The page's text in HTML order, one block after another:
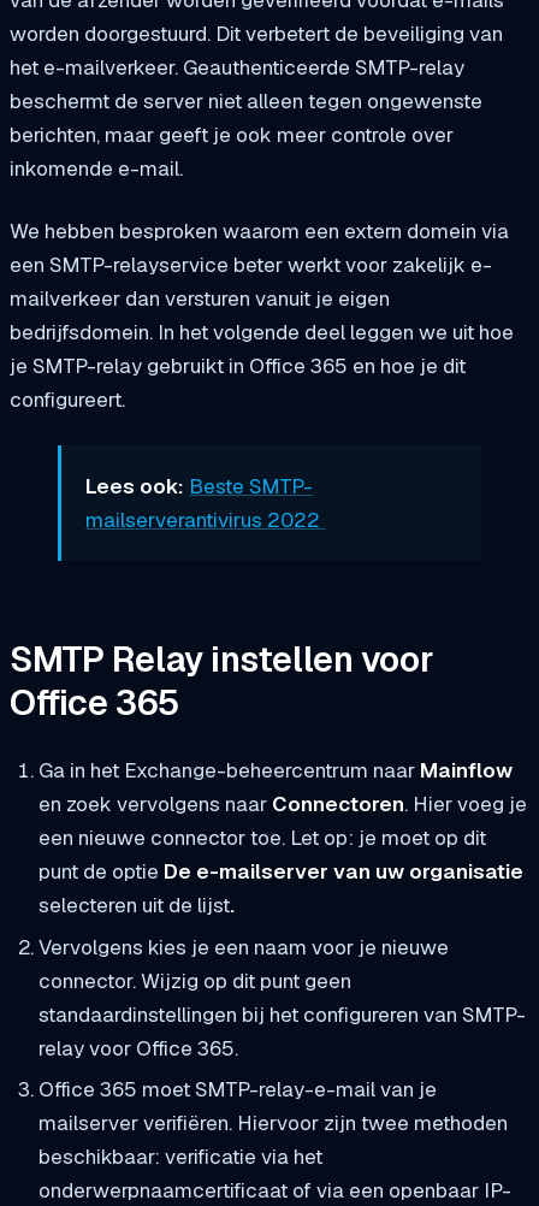
worden doorgestuurd. Dit verbetert de beveiliging van
het e-mailverkeer. Geauthenticeerde SMTP-relay
beschermt de server niet alleen tegen ongewenste
berichten, maar geeft je ook meer controle over
inkomende e-mail.
We hebben besproken waarom een extern domein via
een SMTP-relayservice beter werkt voor zakelijk e-
mailverkeer dan versturen vanuit je eigen
bedrijfsdomein. In het volgende deel leggen we uit hoe
je SMTP-relay gebruikt in Office 365 en hoe je dit
configureert.
Lees ook: Beste SMTP-
mailserverantivirus 2022
SMTP Relay instellen voor
Office 365
Ga in het Exchange-beheercentrum naar Mainflow
en zoek vervolgens naar Connectoren. Hier voeg je
een nieuwe connector toe. Let op: je moet op dit
punt de optie De e-mailserver van uw organisatie
selecteren uit de lijst.
Vervolgens kies je een naam voor je nieuwe
connector. Wijzig op dit punt geen
standaardinstellingen bij het configureren van SMTP-
relay voor Office 365.
Office 365 moet SMTP-relay-e-mail van je
mailserver verifiëren. Hiervoor zijn twee methoden
beschikbaar: verificatie via het
onderwerpnaamcertificaat of via een openbaar IP-